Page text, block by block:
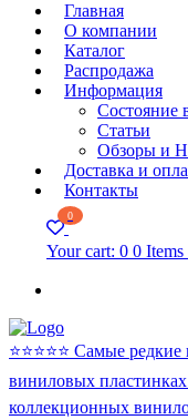
Главная
О компании
Каталог
Распродажа
Информация
Состояние
Статьи
Обзоры и
Доставка и
Контакты
0
Your cart: 0 0 Items
⭐️⭐️⭐️⭐️⭐️ Самые
виниловых пластинках.
коллекционных